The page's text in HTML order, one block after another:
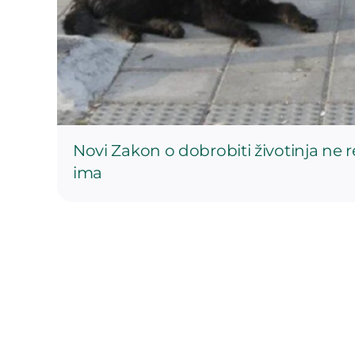
Novi Zakon o dobrobiti životinja ne
ima